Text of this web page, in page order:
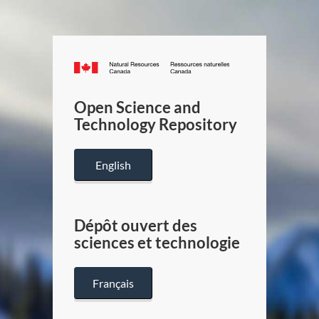
Canada.ca
/
Canada
Open Science and
Technology Repository
English
Dépôt ouvert des
sciences et technologie
Français